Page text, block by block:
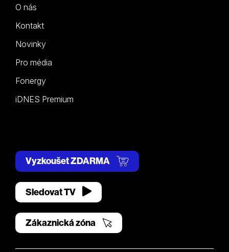
O nás
Kontakt
Novinky
Pro média
Fonergy
iDNES Premium
Vyzkoušet ZDARMA
Sledovat TV
Zákaznická zóna